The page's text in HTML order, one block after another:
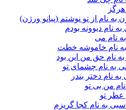
به نام از تو نوشتم (پیانو ورژن)
نام دیوونه بودم
نام می
به نام خاموشه خطت
به نام حق من این بود
به نام چشمای تو
نام دختر بندر
نام من بی تو
عطر تو
به نام کجا گریزم